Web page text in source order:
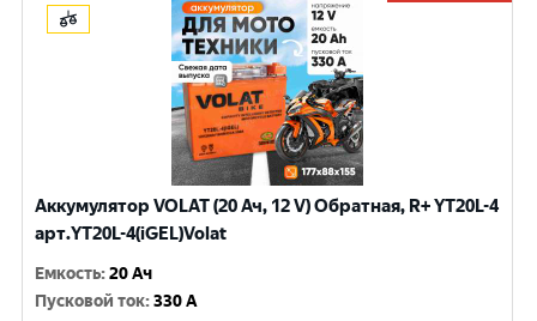
Аккумулятор VOLAT (20 Ач, 12 V) Обратная, R+ YT20L-4
арт.YT20L-4(iGEL)Volat
Емкость:20 Ач
Пусковой ток:330 A